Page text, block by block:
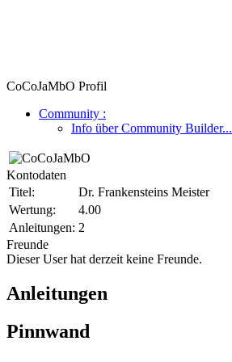
CoCoJaMbO Profil
Community :
Info über Community Builder...
Kontodaten
Titel:
Dr. Frankensteins Meister
Wertung:
4.00
Anleitungen: 2
Freunde
Dieser User hat derzeit keine Freunde.
Anleitungen
Pinnwand